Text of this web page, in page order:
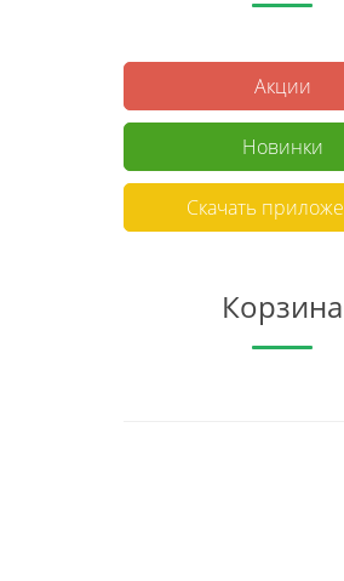
Акции
Новинки
Скачать
Корзина